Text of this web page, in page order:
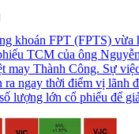
khoán FPT (FPTS) vừa
TCM của ông
Thành Công. Sự
ra ngay thời điểm vị lãnh
lượng lớn cổ phiếu để